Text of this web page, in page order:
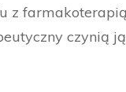
z
czynią